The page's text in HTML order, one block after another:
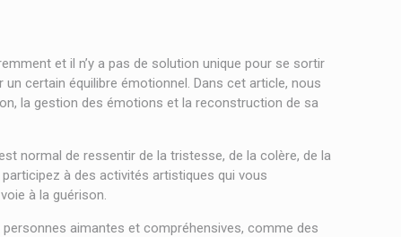
et il n’y a pas de solution unique pour se sortir
certain équilibre émotionnel. Dans cet article, nous
la gestion des émotions et la reconstruction de sa
normal de ressentir de la tristesse, de la colère, de la
à des activités artistiques qui vous
à la guérison.
aimantes et compréhensives, comme des